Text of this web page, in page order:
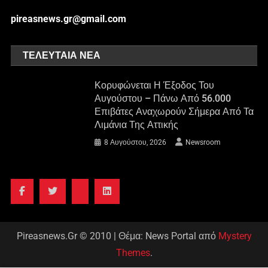
pireasnews.gr@gmail.com
ΤΕΛΕΥΤΑΊΑ ΝΈΑ
Κορυφώνεται Η Έξοδος Του
Αυγούστου – Πάνω Από 56.000
Επιβάτες Αναχωρούν Σήμερα Από Τα
Λιμάνια Της Αττικής
8 Αυγούστου, 2026 Newsroom
Pireasnews.Gr © 2010 | Θέμα: News Portal από Mystery
Themes.